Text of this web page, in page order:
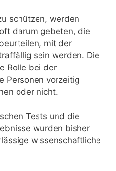
schützen, werden
darum gebeten, die
mit der
sein werden. Die
Rolle bei der
Personen vorzeitig
oder nicht.
Tests und die
wurden bisher
wissenschaftliche